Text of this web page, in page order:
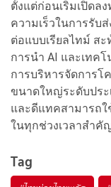
ตั้งแต่ก่อนเริ่มเปิดล
ความเร็วในการรับ
ต่อแบบเรียลไทม์ ส
การนำ AI และเทค
การบริหารจัดการโ
ขนาดใหญ่ระดับประ
และดีแทคสามารถใ
ในทุกช่วงเวลาสำคั
Tag